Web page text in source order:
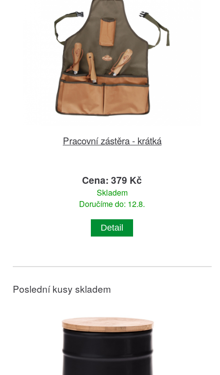
Pracovní zástěra - krátká
Cena: 379 Kč
Skladem
Doručíme do: 12.8.
Detail
Poslední kusy skladem